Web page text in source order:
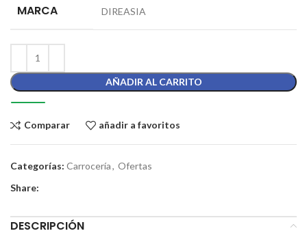
MARCA DIREASIA
AÑADIR AL CARRITO
Comparar añadir a favoritos
Categorías: Carrocería, Ofertas
Share:
DESCRIPCIÓN